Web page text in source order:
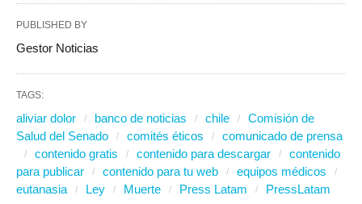
PUBLISHED BY
Gestor Noticias
TAGS:
aliviar dolor banco de noticias chile
Comisión de
Salud del Senado
comités éticos
comunicado de prensa
contenido gratis
contenido para descargar
contenido
para publicar
contenido para tu web
equipos médicos
eutanasia
Ley Muerte Press Latam PressLatam